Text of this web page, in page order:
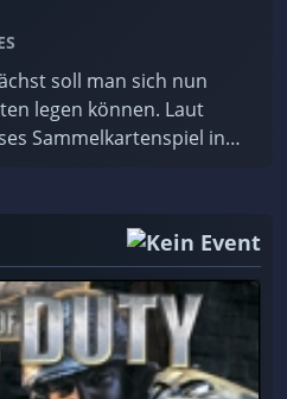
soll man sich nun
legen können. Laut
Sammelkartenspiel in